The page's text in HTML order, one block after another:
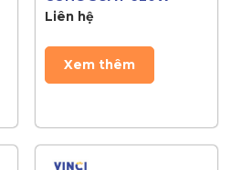
Liên hệ
Xem thêm